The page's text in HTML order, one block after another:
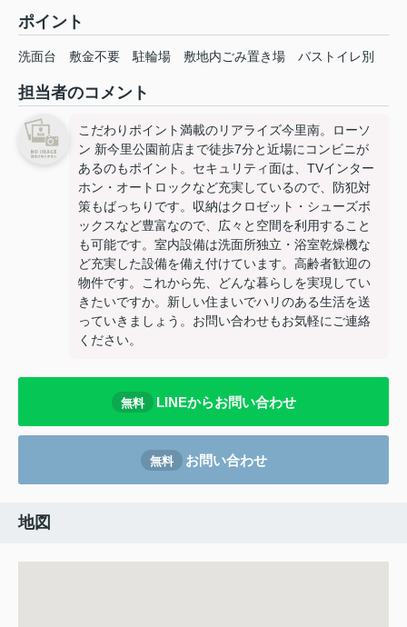
ポイント
洗面台 敷金不要 駐輪場 敷地内ごみ置き場 バストイレ別
担当者のコメント
こだわりポイント満載のリアライズ今里南。ローソ
ン 新今里公園前店まで徒歩7分と近場にコンビニが
あるのもポイント。セキュリティ面は、TVインター
ホン・オートロックなど充実しているので、防犯対
策もばっちりです。収納はクロゼット・シューズボ
ックスなど豊富なので、広々と空間を利用すること
も可能です。室内設備は洗面所独立・浴室乾燥機な
ど充実した設備を備え付けています。高齢者歓迎の
物件です。これから先、どんな暮らしを実現してい
きたいですか。新しい住まいでハリのある生活を送
っていきましょう。お問い合わせもお気軽にご連絡
ください。
無料 LINEからお問い合わせ
無料 お問い合わせ
地図